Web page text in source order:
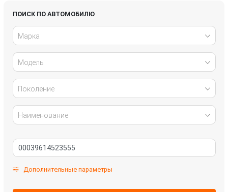
Infiniti
Land Rover
Mazda
Mitsubishi
Omoda Opel
Skoda SsangYong
ПОИСК ПО АВТОМОБИЛЮ
Марка
Модель
Поколение
Наименование
Дополнительные параметры